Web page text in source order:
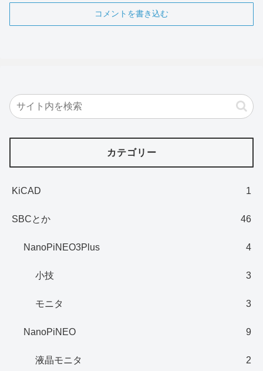
コメントを書き込む
カテゴリー
KiCAD 1
SBCとか 46
NanoPiNEO3Plus 4
小技 3
モニタ 3
NanoPiNEO 9
液晶モニタ 2